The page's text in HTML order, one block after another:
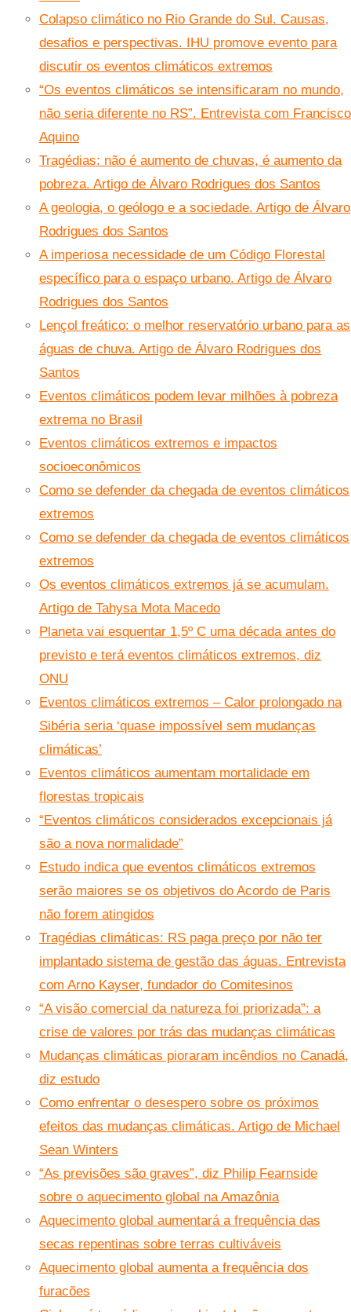
Colapso climático no Rio Grande do Sul. Causas,
desafios e perspectivas. IHU promove evento para
discutir os eventos climáticos extremos
“Os eventos climáticos se intensificaram no mundo,
não seria diferente no RS”. Entrevista com Francisco
Aquino
Tragédias: não é aumento de chuvas, é aumento da
pobreza. Artigo de Álvaro Rodrigues dos Santos
A geologia, o geólogo e a sociedade. Artigo de Álvaro
Rodrigues dos Santos
A imperiosa necessidade de um Código Florestal
específico para o espaço urbano. Artigo de Álvaro
Rodrigues dos Santos
Lençol freático: o melhor reservatório urbano para as
águas de chuva. Artigo de Álvaro Rodrigues dos
Santos
Eventos climáticos podem levar milhões à pobreza
extrema no Brasil
Eventos climáticos extremos e impactos
socioeconômicos
Como se defender da chegada de eventos climáticos
extremos
Como se defender da chegada de eventos climáticos
extremos
Os eventos climáticos extremos já se acumulam.
Artigo de Tahysa Mota Macedo
Planeta vai esquentar 1,5º C uma década antes do
previsto e terá eventos climáticos extremos, diz
ONU
Eventos climáticos extremos – Calor prolongado na
Sibéria seria ‘quase impossível sem mudanças
climáticas’
Eventos climáticos aumentam mortalidade em
florestas tropicais
“Eventos climáticos considerados excepcionais já
são a nova normalidade”
Estudo indica que eventos climáticos extremos
serão maiores se os objetivos do Acordo de Paris
não forem atingidos
Tragédias climáticas: RS paga preço por não ter
implantado sistema de gestão das águas. Entrevista
com Arno Kayser, fundador do Comitesinos
“A visão comercial da natureza foi priorizada”: a
crise de valores por trás das mudanças climáticas
Mudanças climáticas pioraram incêndios no Canadá,
diz estudo
Como enfrentar o desespero sobre os próximos
efeitos das mudanças climáticas. Artigo de Michael
Sean Winters
“As previsões são graves”, diz Philip Fearnside
sobre o aquecimento global na Amazônia
Aquecimento global aumentará a frequência das
secas repentinas sobre terras cultiváveis
Aquecimento global aumenta a frequência dos
furacões